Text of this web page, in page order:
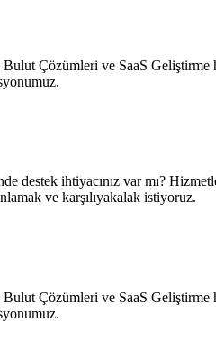
Çözümleri ve SaaS Geliştirme
destek ihtiyacınız var mı?
ve karşılıyakalak istiyoruz.
Çözümleri ve SaaS Geliştirme